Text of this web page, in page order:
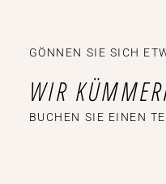
GÖNNEN SIE SICH
WIR
BUCHEN SIE EINEN